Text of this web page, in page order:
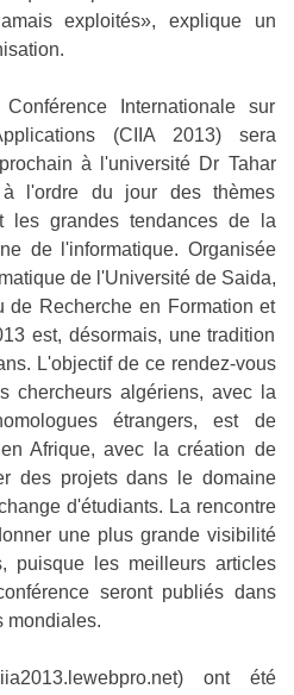
exploités», explique un
Internationale sur
(CIIA 2013) sera
à l'université Dr Tahar
l'ordre du jour des thèmes
les grandes tendances de la
de l'informatique. Organisée
de l'Université de Saida,
de Recherche en Formation et
est, désormais, une tradition
L'objectif de ce rendez-vous
chercheurs algériens, avec la
étrangers, est de
Afrique, avec la création de
des projets dans le domaine
d'étudiants. La rencontre
une plus grande visibilité
puisque les meilleurs articles
seront publiés dans
mondiales.
ont été